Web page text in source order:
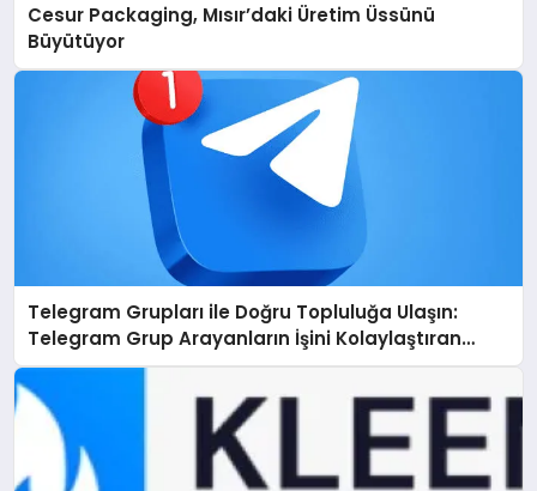
Cesur Packaging, Mısır’daki Üretim Üssünü
Büyütüyor
Telegram Grupları ile Doğru Topluluğa Ulaşın:
Telegram Grup Arayanların İşini Kolaylaştıran
Çözüm